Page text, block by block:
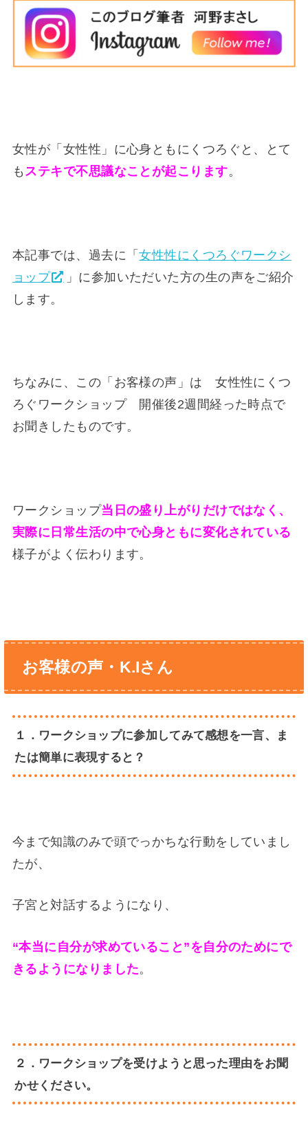
女性が「女性性」に心身ともにくつろぐと、とて
も ステキで不思議なことが起こります。
本記事では、過去に「女性性にくつろぐワークシ
ョップ
」に参加いただいた方の生の声をご紹介
します。
ちなみに、この「お客様の声」は 女性性にくつ
ろぐワークショップ 開催後2週間経った時点で
お聞きしたものです。
ワークショップ当日の盛り上がりだけではなく、
実際に日常生活の中で心身ともに変化されている
様子がよく伝わります。
お客様の声・K.Iさん
１．ワークショップに参加してみて感想を一言、ま
たは簡単に表現すると？
今まで知識のみで頭でっかちな行動をしていまし
たが、
子宮と対話するようになり、
“本当に自分が求めていること”を自分のためにで
きるようになりました。
２．ワークショップを受けようと思った理由をお聞
かせください。